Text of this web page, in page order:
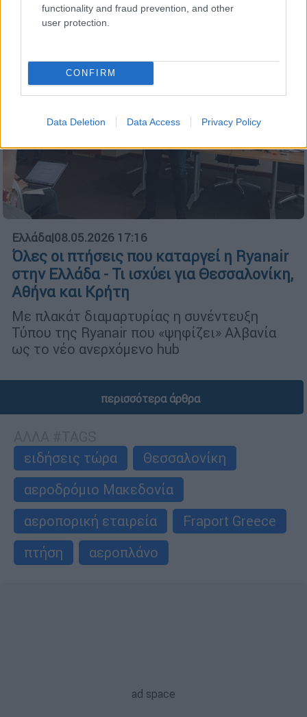
functionality and fraud prevention, and other
user protection.
CONFIRM
Data Deletion Data Access Privacy Policy
Ελλάδα|08.05.2026 17:16
Όλες οι πτήσεις που καταργεί η Ryanair
στην Ελλάδα - Τι ισχύει για Θεσσαλονίκη,
Αθήνα και Κρήτη
Με πλακάτ διαμαρτυρίας η συνέντευξη
Τύπου της Ryanair που «ψηφίζει» Αλβανία
ως το νέο ανερχόμενο hub
περισσότερα άρθρα
ειδήσεις τώρα
Θεσσαλονίκη
αεροδρόμιο Μακεδονία
αεροπορική εταιρεία
Fraport Greece
πτήση
αεροπλάνο